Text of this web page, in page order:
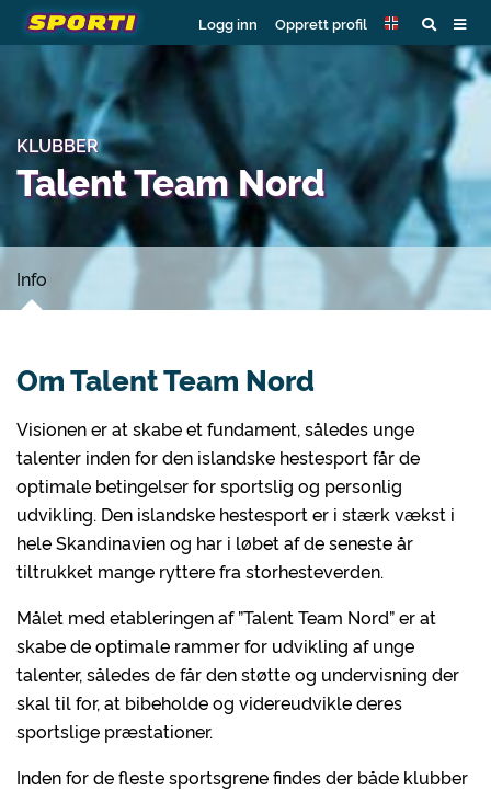
Logg inn Opprett profil
KLUBBER
Talent Team Nord
Info
Om Talent Team Nord
Visionen er at skabe et fundament, således unge
talenter inden for den islandske hestesport får de
optimale betingelser for sportslig og personlig
udvikling. Den islandske hestesport er i stærk vækst i
hele Skandinavien og har i løbet af de seneste år
tiltrukket mange ryttere fra storhesteverden.
Målet med etableringen af ”Talent Team Nord” er at
skabe de optimale rammer for udvikling af unge
talenter, således de får den støtte og undervisning der
skal til for, at bibeholde og videreudvikle deres
sportslige præstationer.
Inden for de fleste sportsgrene findes der både klubber